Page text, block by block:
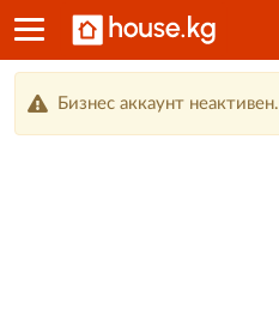
Бизнес аккаунт неактивен.